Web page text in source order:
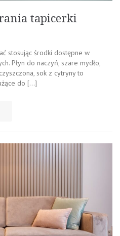
tapicerki
stosując środki dostępne w
Płyn do naczyń, szare mydło,
sok z cytryny to
do […]